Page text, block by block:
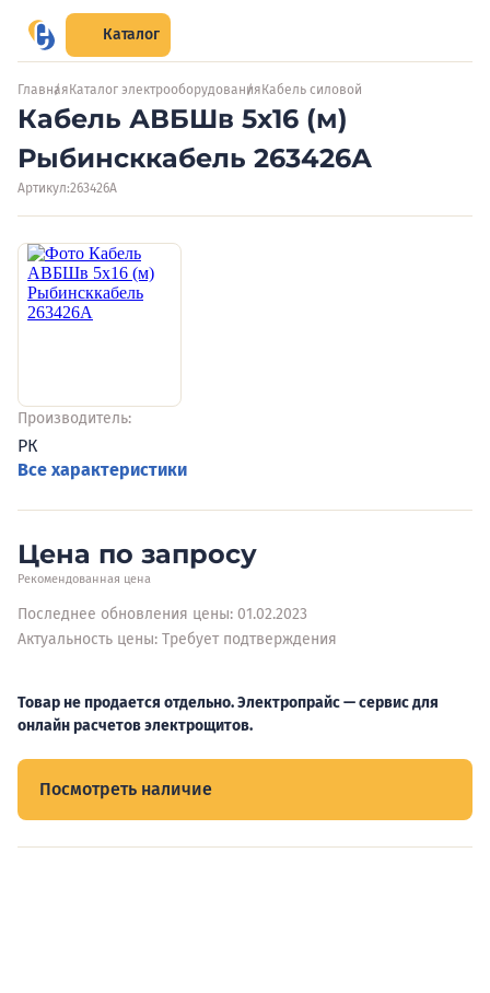
Каталог
Главная Каталог электрооборудования Кабель силовой
Кабель АВБШв 5х16 (м)
Рыбинсккабель 263426А
Артикул:263426А
Производитель:
РК
Все характеристики
Цена по запросу
Рекомендованная цена
Последнее обновления цены: 01.02.2023
Актуальность цены: Требует подтверждения
Товар не продается отдельно. Электропрайс — сервис для
онлайн расчетов электрощитов.
Посмотреть наличие